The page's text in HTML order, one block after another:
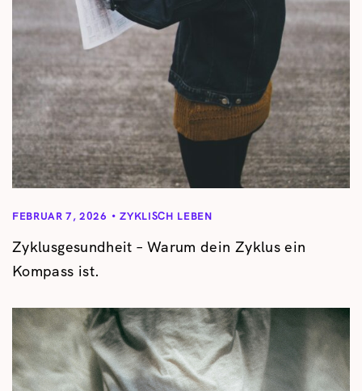
FEBRUAR 7, 2026 ZYKLISCH LEBEN
Zyklusgesundheit – Warum dein Zyklus ein
Kompass ist.